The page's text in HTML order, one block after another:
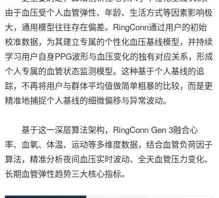
由于血压受个人血管弹性、年龄、生活方式等因素影响极
大，通用模型往往存在偏差。RingConn通过用户的初始
校准数据，为其建立专属的个性化血压基线模型，并持续
学习用户自身PPG波形与血压变化的独有对应关系，形成
个人专属的血管状态监测模型。这种基于个人基线的追
踪，不再将用户与群体平均值做简单粗暴的比较，而是更
精准地捕捉个人基线的细微偏移与异常波动。
基于这一深层算法架构，RingConn Gen 3融合心
率、血氧、体温、运动等多维度数据，结合血管负荷因子
算法，精准分析夜间血压实时波动、全天血管压力变化、
长期血管弹性趋势三大核心指标。